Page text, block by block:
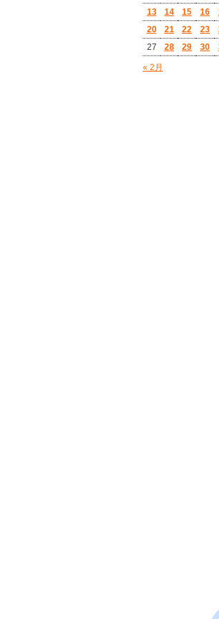
« 2月
13
14 15 16
20
21 22 23
27
28 29 30